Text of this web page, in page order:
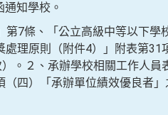
知學校。
7條、「公立高級中等以下學
理原則（附件4）」附表第31
。２、承辦學校相關工作人員
四）「承辦單位績效優良者」